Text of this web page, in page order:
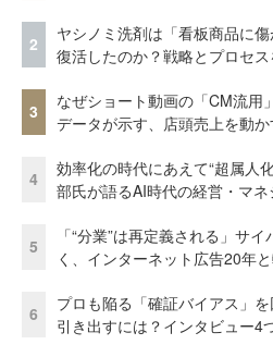
2
ヤシノミ洗剤は「看板商品に
復活したのか？戦略とプロセス
3
なぜショート動画の「CM流用
データが示す、店頭売上を動
4
効率化の時代にあえて“超属
部氏が語るAI時代の経営・マ
5
「“分業”は再定義される」サ
く、インターネット広告20年
6
プロも陥る「確証バイアス」
引き出すには？インタビュー4